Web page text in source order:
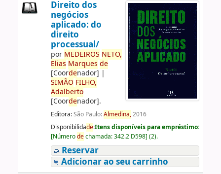
Direito dos
negócios
aplicado: do
direito
processual/
por MEDEIROS NETO,
Elias Marques de
[Coordenador] |
SIMÃO FILHO,
Adalberto
[Coordenador].
Editora:São Paulo:Almedina,2016
Disponibilidade:Itens disponíveis para empréstimo:
[Númerodechamada:342.2 D598] (2).
Reservar
Adicionar ao seu carrinho